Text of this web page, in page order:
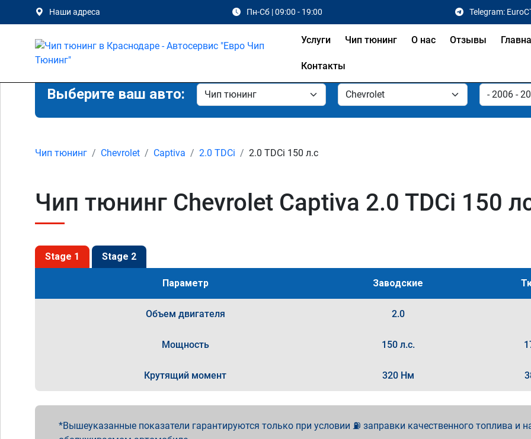
Наши адреса Пн-Сб | 09:00 - 19:00 Telegram:
Услуги Чип тюнинг О нас Отзывы
Контакты
Выберите ваш авто:
Чип тюнинг Chevrolet Captiva 2.0 TDCi 2.0 TDCi 150 л.с
Чип тюнинг Chevrolet Captiva 2.0 TDCi 150
Stage 1 Stage 2
Параметр Заводские
Объем двигателя 2.0
Мощность 150 л.с.
Крутящий момент 320 Нм
Вышеуказанные показатели гарантируются только при условии ⛽ заправки качественного топлива и